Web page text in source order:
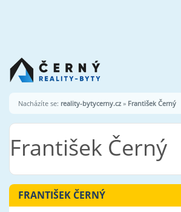
Nacházíte se: reality-bytycerny.cz » František Černý
František Černý
FRANTIŠEK ČERNÝ